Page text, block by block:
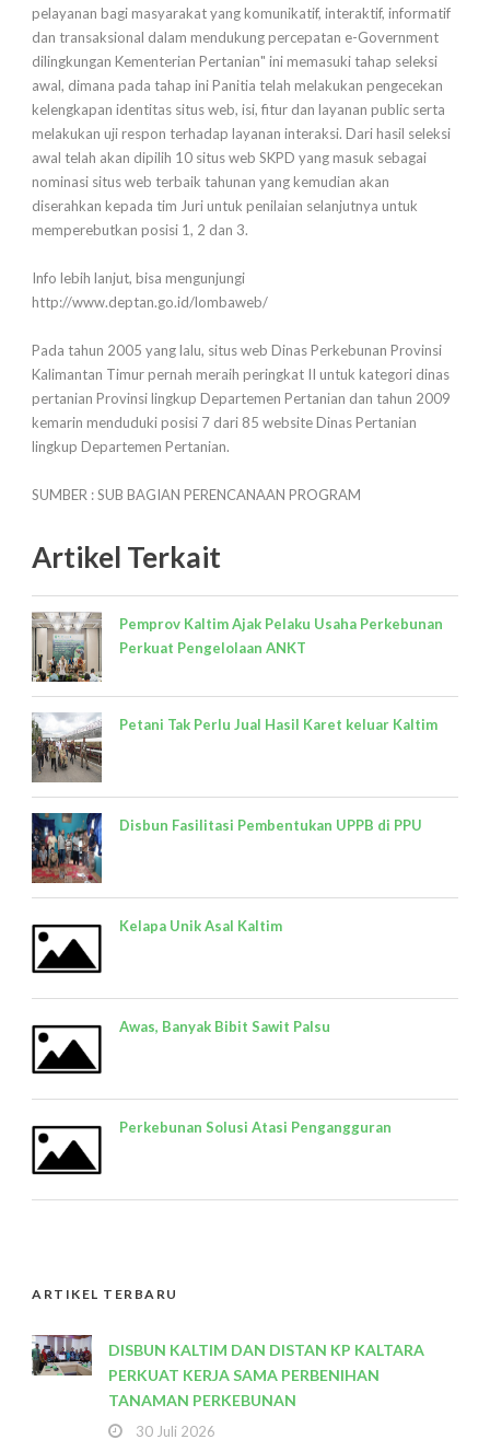
pelayanan bagi masyarakat yang komunikatif, interaktif, informatif
dan transaksional dalam mendukung percepatan e-Government
dilingkungan Kementerian Pertanian" ini memasuki tahap seleksi
awal, dimana pada tahap ini Panitia telah melakukan pengecekan
kelengkapan identitas situs web, isi, fitur dan layanan public serta
melakukan uji respon terhadap layanan interaksi. Dari hasil seleksi
awal telah akan dipilih 10 situs web SKPD yang masuk sebagai
nominasi situs web terbaik tahunan yang kemudian akan
diserahkan kepada tim Juri untuk penilaian selanjutnya untuk
memperebutkan posisi 1, 2 dan 3.
Info lebih lanjut, bisa mengunjungi
http://www.deptan.go.id/lombaweb/
Pada tahun 2005 yang lalu, situs web Dinas Perkebunan Provinsi
Kalimantan Timur pernah meraih peringkat II untuk kategori dinas
pertanian Provinsi lingkup Departemen Pertanian dan tahun 2009
kemarin menduduki posisi 7 dari 85 website Dinas Pertanian
lingkup Departemen Pertanian.
SUMBER : SUB BAGIAN PERENCANAAN PROGRAM
Artikel Terkait
Pemprov Kaltim Ajak Pelaku Usaha Perkebunan
Perkuat Pengelolaan ANKT
Petani Tak Perlu Jual Hasil Karet keluar Kaltim
Disbun Fasilitasi Pembentukan UPPB di PPU
Kelapa Unik Asal Kaltim
Awas, Banyak Bibit Sawit Palsu
Perkebunan Solusi Atasi Pengangguran
ARTIKEL TERBARU
DISBUN KALTIM DAN DISTAN KP KALTARA
PERKUAT KERJA SAMA PERBENIHAN
TANAMAN PERKEBUNAN
30 Juli 2026